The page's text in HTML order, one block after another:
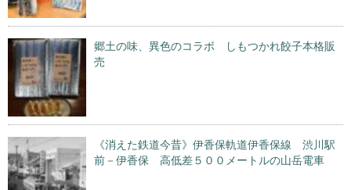
郷土の味、異色のコラボ しもつかれ餃子本格販
売
《消えた鉄道今昔》伊香保軌道伊香保線 渋川駅
前－伊香保 高低差５００メートルの山岳電車